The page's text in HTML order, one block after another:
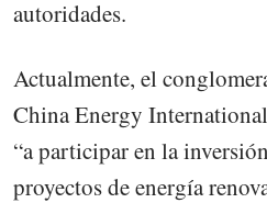
autoridades.
Actualmente, el
China Energy
“a participar en la
proyectos de energía